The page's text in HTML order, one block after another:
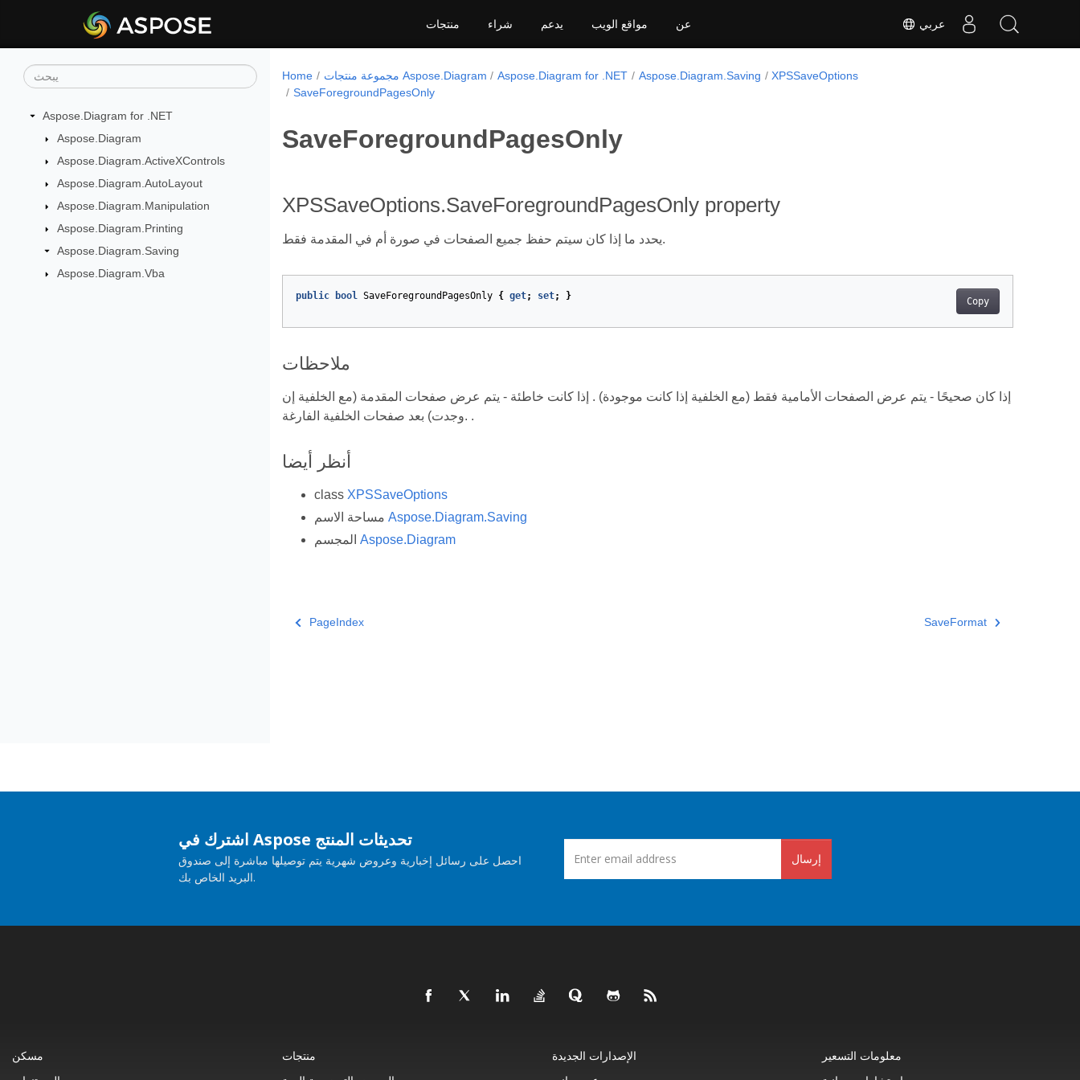
عربي منتجات شراء يدعم مواقع الويب عن
Aspose.Diagram for .NET
Aspose.Diagram
Aspose.Diagram.ActiveXControls
Aspose.Diagram.AutoLayout
Aspose.Diagram.Manipulation
Aspose.Diagram.Printing
Aspose.Diagram.Saving
Aspose.Diagram.Vba
Home مجموعة منتجات Aspose.Diagram Aspose.Diagram for .NET Aspose.Diagram.Saving
XPSSaveOptions
SaveForegroundPagesOnly
SaveForegroundPagesOnly
XPSSaveOptions.SaveForegroundPagesOnly property
يحدد ما إذا كان سيتم حفظ جميع الصفحات في صورة أم في المقدمة فقط.
Copy
public bool SaveForegroundPagesOnly { get; set; }
ملاحظات
إذا كان صحيحًا - يتم عرض الصفحات الأمامية فقط (مع الخلفية إذا كانت موجودة) . إذا كانت خاطئة - يتم عرض صفحات المقدمة (مع الخلفية إن
وجدت) بعد صفحات الخلفية الفارغة. .
أنظر أيضا
class XPSSaveOptions
Aspose.Diagram.Saving
Aspose.Diagram
PageIndex SaveFormat
اشترك في Aspose تحديثات المنتج
احصل على رسائل إخبارية وعروض شهرية يتم توصيلها مباشرة إلى صندوق
البريد الخاص بك.
إرسال
مسكن منتجات الإصدارات الجديدة
معلومات التسعير